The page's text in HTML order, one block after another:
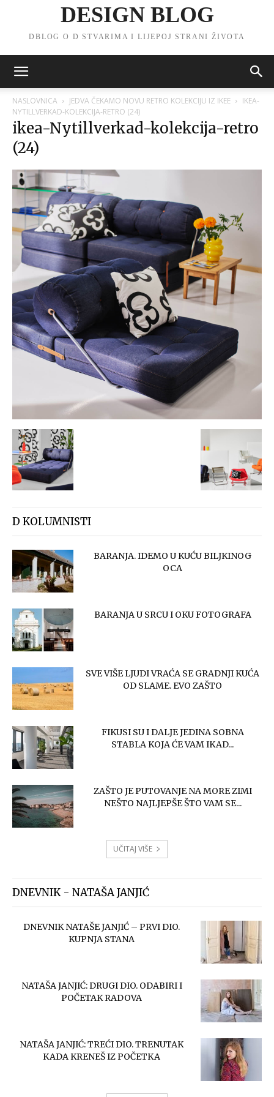
DESIGN BLOG
DBLOG O D STVARIMA I LIJEPOJ STRANI ŽIVOTA
NASLOVNICA JEDVA ČEKAMO NOVU RETRO KOLEKCIJU IZ IKEE
IKEA-
NYTILLVERKAD-KOLEKCIJA-RETRO (24)
ikea-Nytillverkad-kolekcija-retro
(24)
D KOLUMNISTI
BARANJA. IDEMO U KUĆU BILJKINOG
OCA
BARANJA U SRCU I OKU FOTOGRAFA
SVE VIŠE LJUDI VRAĆA SE GRADNJI KUĆA
OD SLAME. EVO ZAŠTO
FIKUSI SU I DALJE JEDINA SOBNA
STABLA KOJA ĆE VAM IKAD...
ZAŠTO JE PUTOVANJE NA MORE ZIMI
NEŠTO NAJLJEPŠE ŠTO VAM SE...
UČITAJ VIŠE
DNEVNIK - NATAŠA JANJIĆ
DNEVNIK NATAŠE JANJIĆ – PRVI DIO.
KUPNJA STANA
NATAŠA JANJIĆ: DRUGI DIO. ODABIRI I
POČETAK RADOVA
NATAŠA JANJIĆ: TREĆI DIO. TRENUTAK
KADA KRENEŠ IZ POČETKA